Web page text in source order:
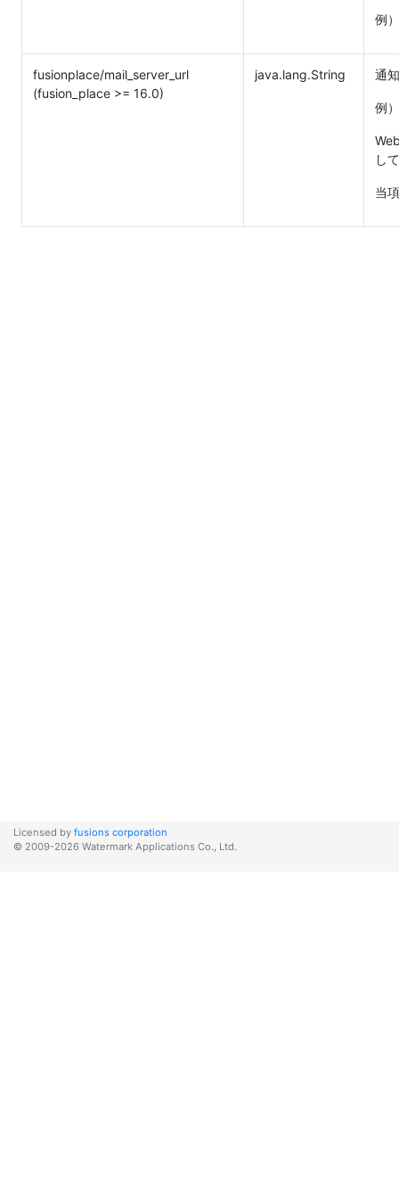
例
fusionplace/mail_server_url
(fusion_place >= 16.0)
java.lang.String 通
例
し
当
Licensed by fusions corporation
© 2009-2026 Watermark Applications Co., Ltd.